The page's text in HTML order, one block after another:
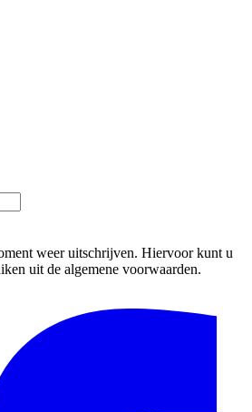
weer uitschrijven. Hiervoor kunt u
uit de algemene voorwaarden.